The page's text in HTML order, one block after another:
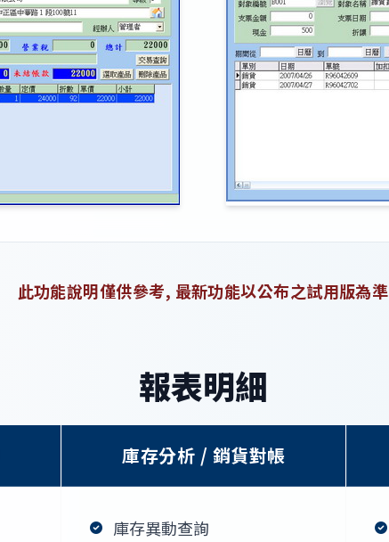
此功能說明僅供參考, 最新功能以公布之試用版為準
報表明細
庫存分析 / 銷貨對帳
庫存異動查詢